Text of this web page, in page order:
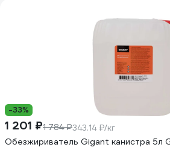
-33%
1 201 ₽1 784 ₽343.14 ₽/кг
Обезжириватель Gigant канистра 5л